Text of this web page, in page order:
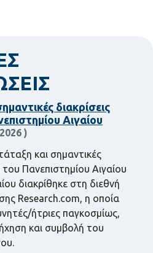
διακρίσεις
Αιγαίου
και σημαντικές
Πανεπιστημίου Αιγαίου
διακρίθηκε στη διεθνή
Research.com, η οποία
ήτριες παγκοσμίως,
και συμβολή του